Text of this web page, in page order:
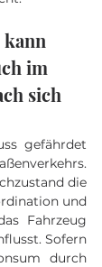
kann
im
sich
gefährdet
die
und
Fahrzeug
Sofern
durch